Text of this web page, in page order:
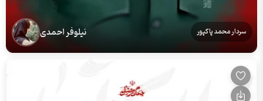
سردار محمد پاکپور نیلوفر احمدی